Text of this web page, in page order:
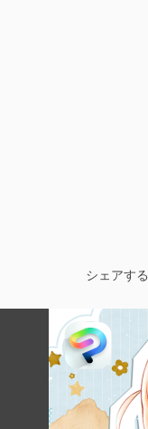
シェアする